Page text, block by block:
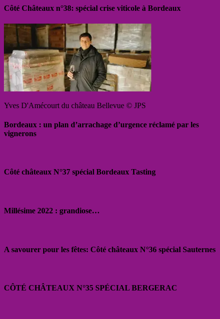
Côté Châteaux n°38: spécial crise viticole à Bordeaux
Yves D'Amécourt du château Bellevue © JPS
Bordeaux : un plan d’arrachage d’urgence réclamé par les
vignerons
Côté châteaux N°37 spécial Bordeaux Tasting
Millésime 2022 : grandiose…
A savourer pour les fêtes: Côté châteaux N°36 spécial Sauternes
CÔTÉ CHÂTEAUX N°35 SPÉCIAL BERGERAC